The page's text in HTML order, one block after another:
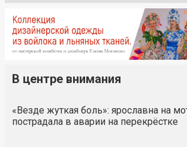
В центре внимания
«Везде жуткая боль»: ярославна на
пострадала в аварии на перекрёстке